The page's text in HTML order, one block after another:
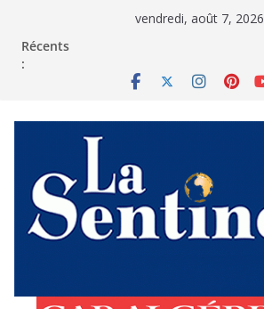
vendredi, août 7, 2026
Récents
: